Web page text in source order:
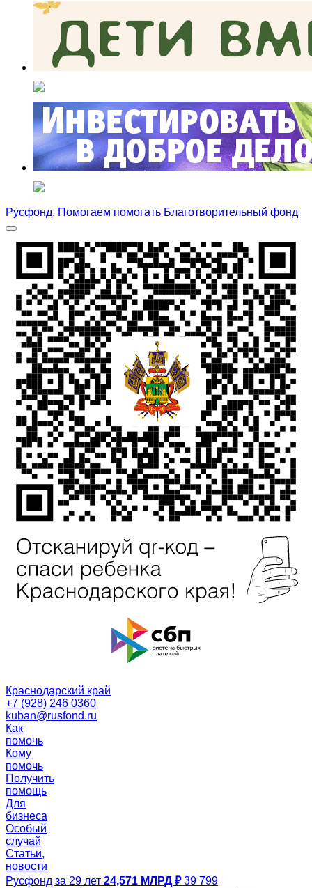
Русфонд. Помогаем помогать Благотворительный фонд
Краснодарский край
+7 (928) 246 0360
kuban@rusfond.ru
Как
помочь
Кому
помочь
Получить
помощь
Для
бизнеса
Особый
случай
Статьи,
новости
Русфонд за 29 лет 24,571 МЛРД ₽ 39 799